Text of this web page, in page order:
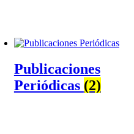
Publicaciones
Periódicas (2)